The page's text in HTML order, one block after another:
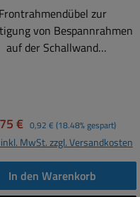
Frontrahmendübel zur
von Bespannrahmen
auf der Schallwand
( 10mm Durchmesser) in
Arbeitsgang durch den
bis in die
Danach wird der
€ Regulärer Preis:
0,92 € (18.48% gespart)
MwSt. zzgl. Versandkosten
In den Warenkorb